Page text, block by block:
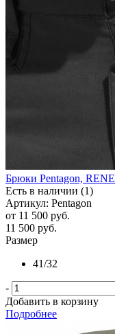
Брюки Pentagon,
Есть в наличии (1)
Артикул: Pentagon
от 11 500 руб.
11 500 руб.
Размер
41/32
-
Добавить в корзину
Подробнее